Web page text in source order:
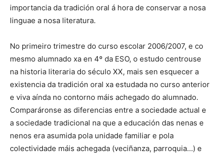
importancia da tradición oral á hora de conservar a nosa
linguae a nosa literatura.
No primeiro trimestre do curso escolar 2006/2007, e co
mesmo alumnado xa en 4º da ESO, o estudo centrouse
na historia literaria do século XX, mais sen esquecer a
existencia da tradición oral xa estudada no curso anterior
e viva aínda no contorno máis achegado do alumnado.
Comparáronse as diferencias entre a sociedade actual e
a sociedade tradicional na que a educación das nenas e
nenos era asumida pola unidade familiar e pola
colectividade máis achegada (veciñanza, parroquia…) e